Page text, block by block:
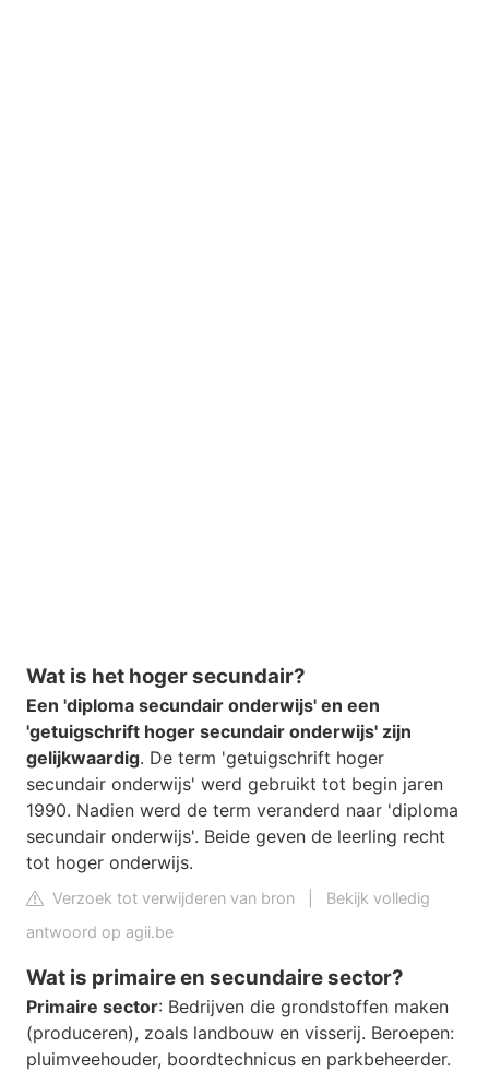
Wat is het hoger secundair?
Een 'diploma secundair onderwijs' en een
'getuigschrift hoger secundair onderwijs' zijn
gelijkwaardig. De term 'getuigschrift hoger
secundair onderwijs' werd gebruikt tot begin jaren
1990. Nadien werd de term veranderd naar 'diploma
secundair onderwijs'. Beide geven de leerling recht
tot hoger onderwijs.
Verzoek tot verwijderen van bron
Bekijk volledig
antwoord op agii.be
Wat is primaire en secundaire sector?
Primaire sector: Bedrijven die grondstoffen maken
(produceren), zoals landbouw en visserij. Beroepen:
pluimveehouder, boordtechnicus en parkbeheerder.